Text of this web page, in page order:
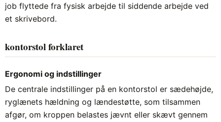
job flyttede fra fysisk arbejde til siddende arbejde ved
et skrivebord.
kontorstol forklaret
Ergonomi og indstillinger
De centrale indstillinger på en kontorstol er sædehøjde,
ryglænets hældning og lændestøtte, som tilsammen
afgør, om kroppen belastes jævnt eller skævt gennem